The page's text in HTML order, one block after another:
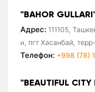
"BAHOR
Адрес: 111105,
н, пгт Хасанбай,
Телефон: +998 (78)
"BEAUTIFUL